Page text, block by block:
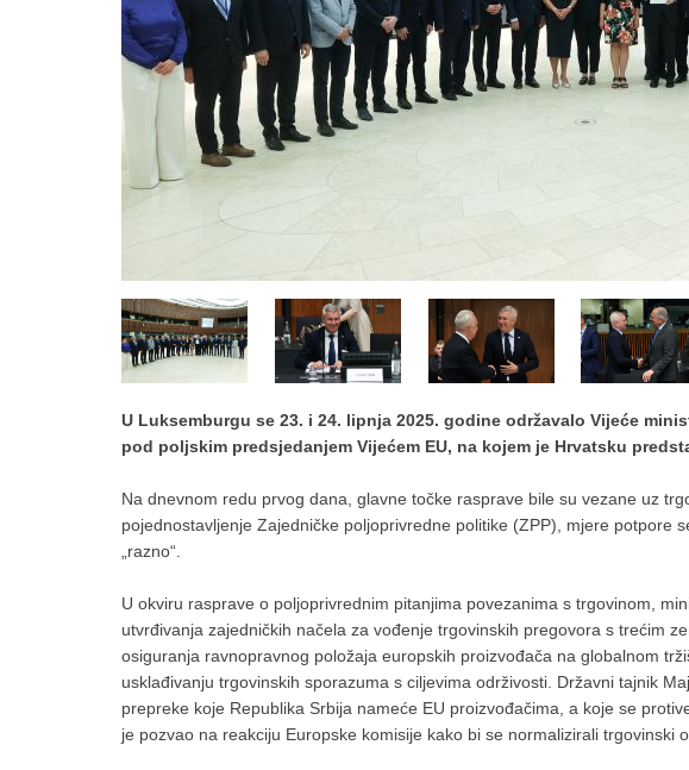
U Luksemburgu se 23. i 24. lipnja 2025. godine održavalo Vijeće
pod poljskim predsjedanjem Vijećem EU, na kojem je Hrvatsku
Na dnevnom redu prvog dana, glavne točke rasprave bile su vezane uz
pojednostavljenje Zajedničke poljoprivredne politike (ZPP), mjere potpore
„razno“.
U okviru rasprave o poljoprivrednim pitanjima povezanima s trgovinom,
utvrđivanja zajedničkih načela za vođenje trgovinskih pregovora s trećim
osiguranja ravnopravnog položaja europskih proizvođača na globalnom
usklađivanju trgovinskih sporazuma s ciljevima održivosti. Državni tajnik
prepreke koje Republika Srbija nameće EU proizvođačima, a koje se
je pozvao na reakciju Europske komisije kako bi se normalizirali trgovinski